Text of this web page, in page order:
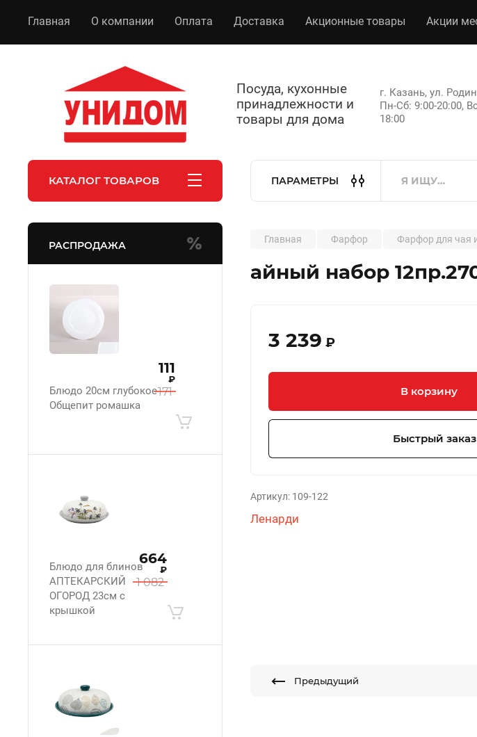
Главная О компании Оплата Доставка Акционные товары Акции
Посуда, кухонные
принадлежности и
товары для дома
г. Казань, ул.
Пн-Сб: 9:00-20:00,
18:00
КАТАЛОГ ТОВАРОВ ПАРАМЕТРЫ
РАСПРОДАЖА
Блюдо 20см глубокое
Общепит ромашка
171
111
₽
Блюдо для блинов
АПТЕКАРСКИЙ
ОГОРОД 23см с
крышкой
1 082
664
₽
Главная Фарфор Фарфор для чая
айный набор
3 239 ₽
В корзину
Быстрый заказ
Артикул: 109-122
Ленарди
Предыдущий